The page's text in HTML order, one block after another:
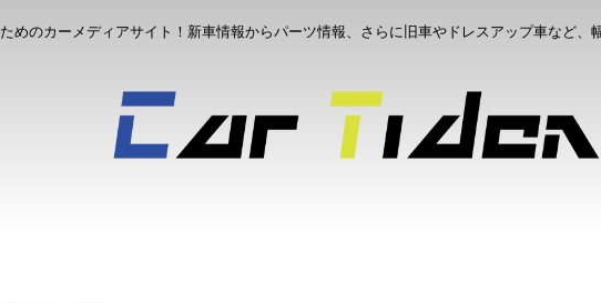
めのカーメディアサイト！新車情報からパーツ情報、さらに旧車やドレスアップ車など、